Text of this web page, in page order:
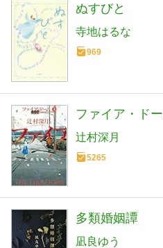
ぬすびと
寺地はるな
969
ファイア・ド
辻村深月
5265
多類婚姻譚
凪良ゆう